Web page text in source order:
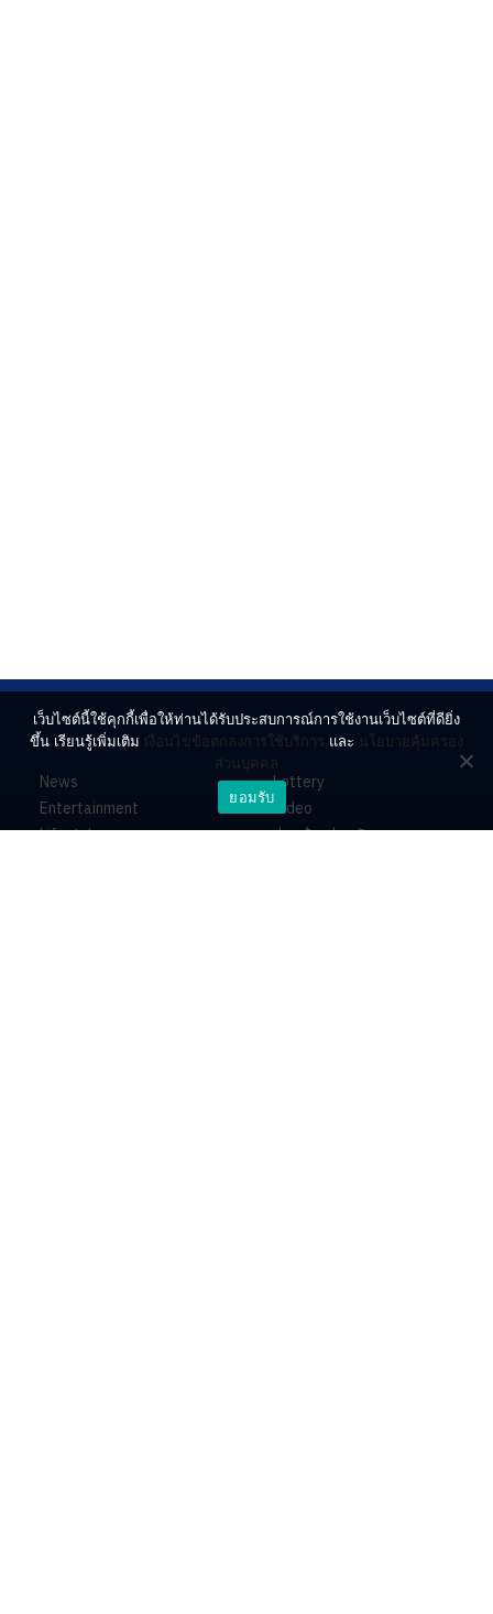
News
Entertainment
Lifestyle
Lottery
Video
ร่วมด้วยช่วยกัน
เว็บไซต์นี้ใช้คุกกี้เพื่อให้ท่านได้รับประสบการณ์การใช้งานเว็บไซต์ที่ดียิ่ง
ขึ้น เรียนรู้เพิ่มเติม เงื่อนไขข้อตกลงการใช้บริการ และ นโยบายคุ้มครอง
ส่วนบุคคล
ยอมรับ